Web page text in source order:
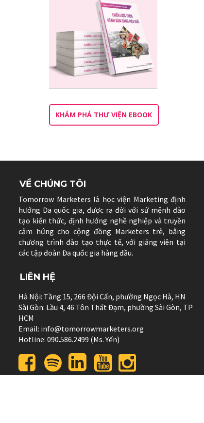
KHÁM PHÁ THƯ VIỆN EBOOK
VỀ CHÚNG TÔI
Tomorrow Marketers là học viện Marketing định
hướng Đa quốc gia, được ra đời với sứ mệnh đào
tạo kiến thức, định hướng nghề nghiệp và truyền
cảm hứng cho cộng đồng Marketers trẻ, bằng
chương trình đào tạo thực tế, với giảng viên tại
các tập đoàn Đa quốc gia hàng đầu.
Hà Nội: Tầng 15, 266 Đội Cấn, phường Ngọc Hà, HN
Sài Gòn: Lầu 4, 46 Tôn Thất Đạm, phường Sài Gòn, TP
HCM
Email: info@tomorrowmarketers.org
Hotline: 090.586.2499 (Ms. Yến)
LIÊN HỆ